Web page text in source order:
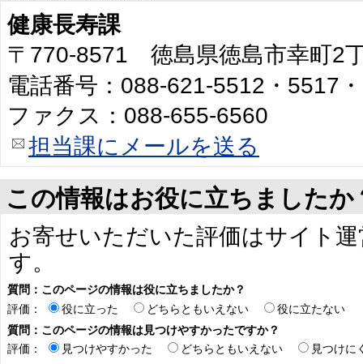
健康長寿課
〒770-8571 徳島県徳島市幸町2
電話番号：088-621-5512・5517
ファクス：088-655-6560
担当課にメールを送る
この情報はお役に立ちましたか
お寄せいただいた評価はサイト
す。
質問：このページの情報は役に立ちましたか？
評価：
役に立った どちらともいえない
役に立たない
質問：このページの情報は見つけやすかったですか？
評価：
見つけやすかった どちらともいえない 見つけに